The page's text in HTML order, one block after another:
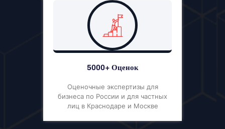
5000+ Оценок
Оценочные экспертизы для
бизнеса по России и для частных
лиц в Краснодаре и Москве